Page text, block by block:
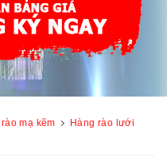
mạ kẽm
Hàng rào lưới